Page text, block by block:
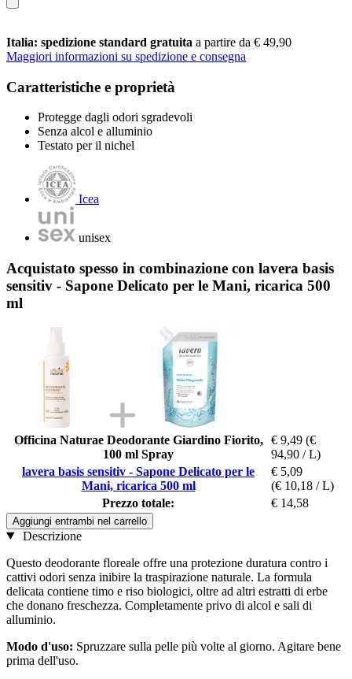
Italia: spedizione standard gratuita a partire da € 49,90
Maggiori informazioni su spedizione e consegna
Caratteristiche e proprietà
Protegge dagli odori sgradevoli
Senza alcol e alluminio
Testato per il nichel
Icea
unisex
Acquistato spesso in combinazione con lavera basis
sensitiv - Sapone Delicato per le Mani, ricarica 500
ml
Officina Naturae Deodorante Giardino Fiorito,
100 ml Spray
€ 9,49 (€
94,90 / L)
lavera basis sensitiv - Sapone Delicato per le
Mani, ricarica 500 ml
€ 5,09
(€ 10,18 / L)
Prezzo totale:
€ 14,58
Aggiungi entrambi nel carrello
Descrizione
Questo deodorante floreale offre una protezione duratura contro i
cattivi odori senza inibire la traspirazione naturale. La formula
delicata contiene timo e riso biologici, oltre ad altri estratti di erbe
che donano freschezza. Completamente privo di alcol e sali di
alluminio.
Modo d'uso: Spruzzare sulla pelle più volte al giorno. Agitare bene
prima dell'uso.